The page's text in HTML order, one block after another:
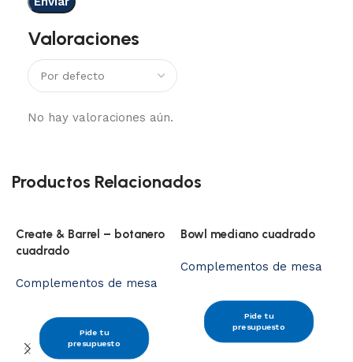
Valoraciones
No hay valoraciones aún.
Productos Relacionados
Create & Barrel – botanero
cuadrado
Complementos de mesa
Pide tu
presupuesto
Bowl mediano cuadrado
Complementos de mesa
Pide tu
presupuesto